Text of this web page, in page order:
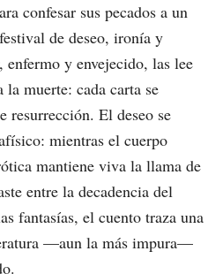
confesar sus pecados a un
de deseo, ironía y
y envejecido, las lee
muerte: cada carta se
resurrección. El deseo se
mientras el cuerpo
mantiene viva la llama de
entre la decadencia del
fantasías, el cuento traza una
—aun la más impura—